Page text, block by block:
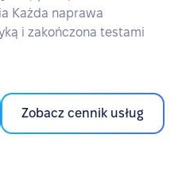
Każda naprawa
i zakończona testami
Zobacz cennik usług